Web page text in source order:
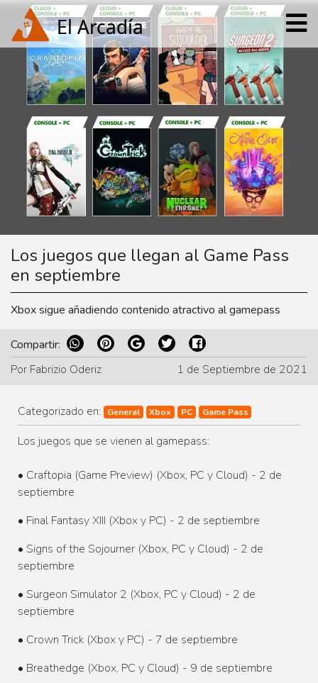
Los juegos que llegan al Game Pass
en septiembre
Xbox sigue añadiendo contenido atractivo al gamepass
Compartir:
1 de Septiembre de 2021
Por Fabrizio Oderiz
Categorizado en: General Xbox PC Game Pass
Los juegos que se vienen al gamepass:
• Craftopia (Game Preview) (Xbox, PC y Cloud) - 2 de
septiembre
• Final Fantasy XIII (Xbox y PC) - 2 de septiembre
• Signs of the Sojourner (Xbox, PC y Cloud) - 2 de
septiembre
• Surgeon Simulator 2 (Xbox, PC y Cloud) - 2 de
septiembre
• Crown Trick (Xbox y PC) - 7 de septiembre
• Breathedge (Xbox, PC y Cloud) - 9 de septiembre